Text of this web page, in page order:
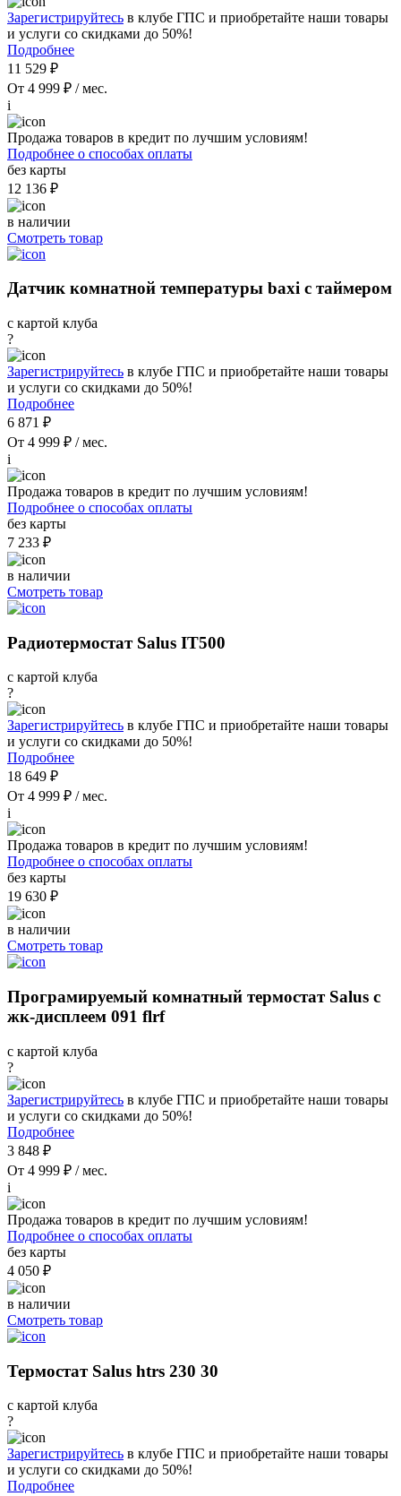
Зарегистрируйтесь в клубе ГПС и приобретайте наши товары
и услуги со скидками до 50%!
Подробнее
11 529 ₽
От 4 999 ₽ / мес.
i
Продажа товаров в кредит по лучшим условиям!
Подробнее о способах оплаты
без карты
12 136 ₽
в наличии
Смотреть товар
Датчик комнатной температуры baxi с таймером
с картой клуба
?
Зарегистрируйтесь в клубе ГПС и приобретайте наши товары
и услуги со скидками до 50%!
Подробнее
6 871 ₽
От 4 999 ₽ / мес.
i
Продажа товаров в кредит по лучшим условиям!
Подробнее о способах оплаты
без карты
7 233 ₽
в наличии
Смотреть товар
Радиотермостат Salus IT500
с картой клуба
?
Зарегистрируйтесь в клубе ГПС и приобретайте наши товары
и услуги со скидками до 50%!
Подробнее
18 649 ₽
От 4 999 ₽ / мес.
i
Продажа товаров в кредит по лучшим условиям!
Подробнее о способах оплаты
без карты
19 630 ₽
в наличии
Смотреть товар
Програмируемый комнатный термостат Salus с
жк-дисплеем 091 flrf
с картой клуба
?
Зарегистрируйтесь в клубе ГПС и приобретайте наши товары
и услуги со скидками до 50%!
Подробнее
3 848 ₽
От 4 999 ₽ / мес.
i
Продажа товаров в кредит по лучшим условиям!
Подробнее о способах оплаты
без карты
4 050 ₽
в наличии
Смотреть товар
Термостат Salus htrs 230 30
с картой клуба
?
Зарегистрируйтесь в клубе ГПС и приобретайте наши товары
и услуги со скидками до 50%!
Подробнее